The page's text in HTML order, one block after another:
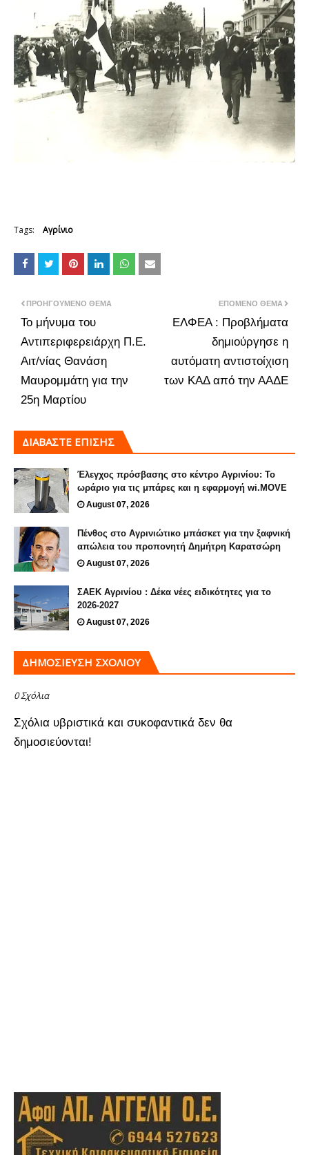
Tags: Αγρίνιο
ΕΠΌΜΕΝΟ ΘΈΜΑ
ΕΛΦΕΑ : Προβλήματα
δημιούργησε η
αυτόματη αντιστοίχιση
των ΚΑΔ από την ΑΑΔΕ
ΠΡΟΗΓΟΎΜΕΝΟ ΘΈΜΑ
Το μήνυμα του
Αντιπεριφερειάρχη Π.Ε.
Αιτ/νίας Θανάση
Μαυρομμάτη για την
25η Μαρτίου
ΔΙΑΒΑΣΤΕ ΕΠΙΣΗΣ
Έλεγχος πρόσβασης στο κέντρο Αγρινίου: Το
ωράριο για τις μπάρες και η εφαρμογή wi.MOVE
August 07, 2026
Πένθος στο Αγρινιώτικο μπάσκετ για την ξαφνική
απώλεια του προπονητή Δημήτρη Καρατσώρη
August 07, 2026
ΣΑΕΚ Αγρινίου : Δέκα νέες ειδικότητες για το
2026-2027
August 07, 2026
ΔΗΜΟΣΊΕΥΣΗ ΣΧΟΛΊΟΥ
0 Σχόλια
Σχόλια υβριστικά και συκοφαντικά δεν θα
δημοσιεύονται!